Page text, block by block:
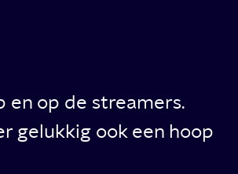
en op de streamers.
gelukkig ook een hoop